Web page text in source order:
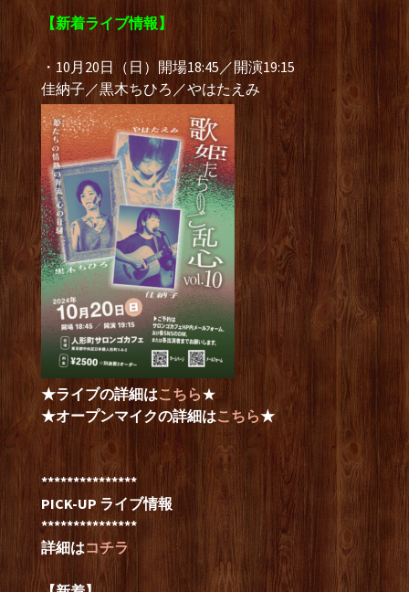
【新着ライブ情報】
・10月20日（日）開場18:45／開演19:15
佳納子／黒木ちひろ／やはたえみ
★ライブの詳細はこちら★
★オープンマイクの詳細はこちら★
***************
PICK-UP ライブ情報
***************
詳細はコチラ